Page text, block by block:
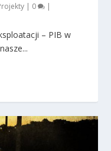
| 0 |
– PIB w